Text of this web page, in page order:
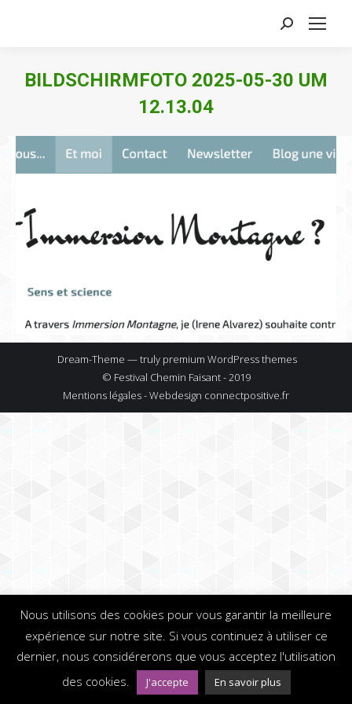
Search:
BILDSCHIRMFOTO 2025-05-30 UM
12.13.04
Dream-Theme — truly premium WordPress themes
© Festival Chemin Faisant - 2019
Mentions légales - Webdesign connectpositive.fr
Nous utilisons des cookies pour vous garantir la meilleure
expérience sur notre site. Si vous continuez à utiliser ce
dernier, nous considérerons que vous acceptez l'utilisation
des cookies.
J'accepte En savoir plus